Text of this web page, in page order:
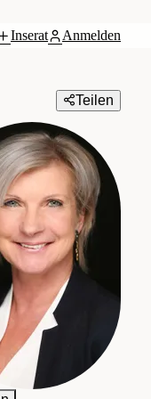
Inserat Anmelden
Teilen